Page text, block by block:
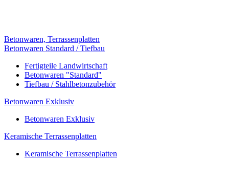
Betonwaren, Terrassenplatten
Betonwaren Standard / Tiefbau
Fertigteile Landwirtschaft
Betonwaren "Standard"
Tiefbau / Stahlbetonzubehör
Betonwaren Exklusiv
Betonwaren Exklusiv
Keramische Terrassenplatten
Keramische Terrassenplatten